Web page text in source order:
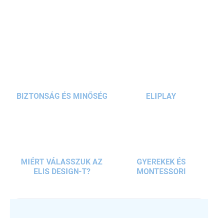
BIZTONSÁG ÉS MINŐSÉG ELIPLAY
MIÉRT VÁLASSZUK AZ
ELIS DESIGN-T?
GYEREKEK ÉS
MONTESSORI